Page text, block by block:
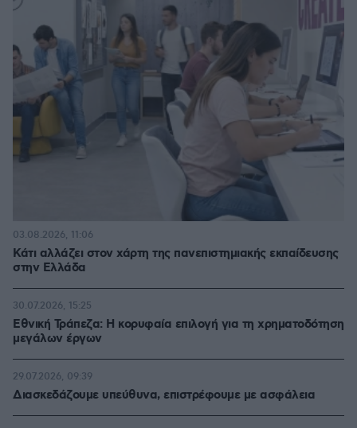
Κάτι αλλάζει στον χάρτη της πανεπιστημιακής εκπαίδευσης
στην Ελλάδα
03.08.2026, 11:06
Εθνική Τράπεζα: Η κορυφαία επιλογή για τη χρηματοδότηση
μεγάλων έργων
30.07.2026, 15:25
Διασκεδάζουμε υπεύθυνα, επιστρέφουμε με ασφάλεια
29.07.2026, 09:39